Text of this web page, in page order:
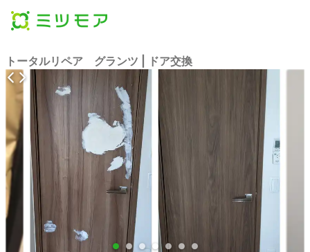
トータルリペア グランツ | ドア交換
● ● ● ● ● ● ●